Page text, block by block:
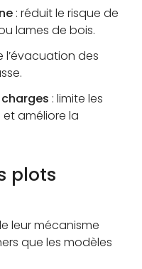
: réduit le risque de
lames de bois.
l’évacuation des
: limite les
améliore la
plots
leur mécanisme
que les modèles